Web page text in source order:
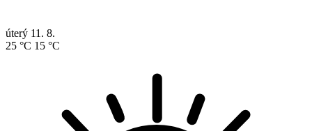
úterý 11. 8.
25 °C 15 °C